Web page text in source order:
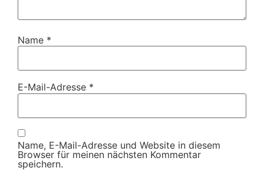
Name *
E-Mail-Adresse *
Name, E-Mail-Adresse und Website in diesem
Browser für meinen nächsten Kommentar
speichern.